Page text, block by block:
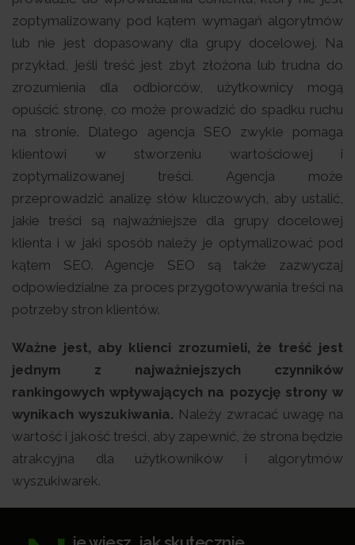
zoptymalizowany pod kątem wymagań algorytmów
lub nie jest dopasowany dla grupy docelowej. Na
przykład, jeśli treść jest zbyt złożona lub trudna do
zrozumienia dla odbiorców, użytkownicy mogą
opuścić stronę, co może prowadzić do spadku ruchu
na stronie. Dlatego agencja SEO zwykle pomaga
klientowi w stworzeniu wartościowej i
zoptymalizowanej treści. Agencja może
przeprowadzić analizę słów kluczowych, aby ustalić,
jakie treści są najważniejsze dla grupy docelowej
klienta i w jaki sposób należy je optymalizować pod
kątem SEO. Agencje SEO są także zazwyczaj
odpowiedzialne za proces przygotowywania treści na
potrzeby stron klientów.
Ważne jest, aby klienci zrozumieli, że treść jest
jednym z najważniejszych czynników
rankingowych wpływających na pozycję strony w
wynikach wyszukiwania. Należy zwracać uwagę na
wartość i jakość treści, aby zapewnić, że strona będzie
atrakcyjna dla użytkowników i algorytmów
wyszukiwarek.